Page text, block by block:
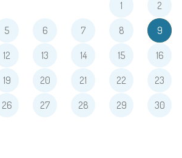
1 2
5 6 7 8 9
12 13 14 15 16
19 20 21 22 23
26 27 28 29 30